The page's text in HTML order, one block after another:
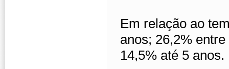
Em relação ao
anos; 26,2%
14,5% até 5 anos.